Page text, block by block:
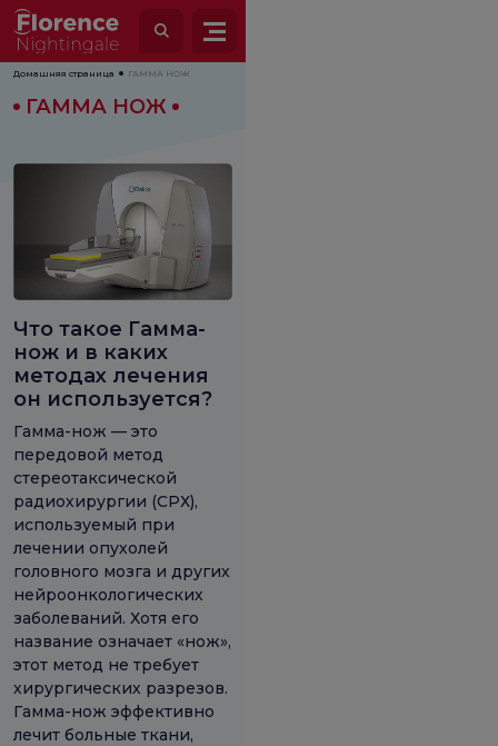
Домашняя страница ГАММА НОЖ
ГАММА НОЖ
Что такое Гамма-
нож и в каких
методах лечения
он используется?
Гамма-нож — это
передовой метод
стереотаксической
радиохирургии (СРХ),
используемый при
лечении опухолей
головного мозга и других
нейроонкологических
заболеваний. Хотя его
название означает «нож»,
этот метод не требует
хирургических разрезов.
Гамма-нож эффективно
лечит больные ткани,